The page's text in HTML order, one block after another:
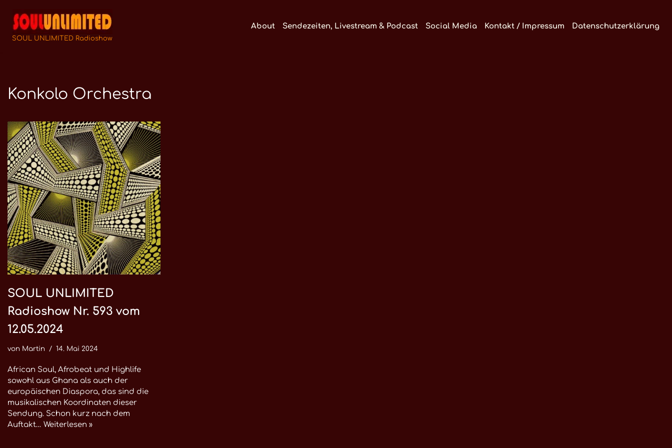
Zum
Inhalt
SOUL UNLIMITED Radioshow
About Sendezeiten, Livestream & Podcast Social Media Kontakt / Impressum Datenschutzerklärung
Konkolo Orchestra
SOUL UNLIMITED
Radioshow Nr. 593 vom
12.05.2024
von Martin 14. Mai 2024
African Soul, Afrobeat und Highlife
sowohl aus Ghana als auch der
europäischen Diaspora, das sind die
musikalischen Koordinaten dieser
Sendung. Schon kurz nach dem
Auftakt… Weiterlesen »